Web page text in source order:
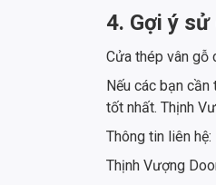
4. Gợi ý
Cửa thép vân gỗ
Nếu các bạn
tốt nhất. Thịnh
Thông tin liên hệ:
Thịnh Vượng